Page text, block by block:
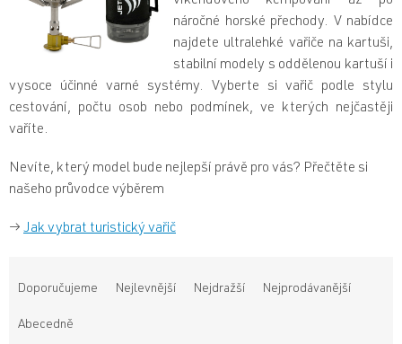
náročné horské přechody. V nabídce
najdete ultralehké vařiče na kartuši,
stabilní modely s oddělenou kartuší i
vysoce účinné varné systémy. Vyberte si vařič podle stylu
cestování, počtu osob nebo podmínek, ve kterých nejčastěji
vaříte.
Nevíte, který model bude nejlepší právě pro vás? Přečtěte si
našeho průvodce výběrem
→ Jak vybrat turistický vařič
Doporučujeme Nejlevnější Nejdražší Nejprodávanější
Abecedně